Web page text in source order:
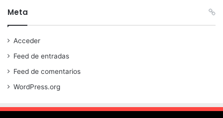
Meta
Acceder
Feed de entradas
Feed de comentarios
WordPress.org